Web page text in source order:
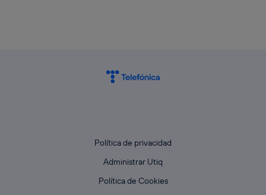
Política de privacidad
Administrar Utiq
Política de Cookies